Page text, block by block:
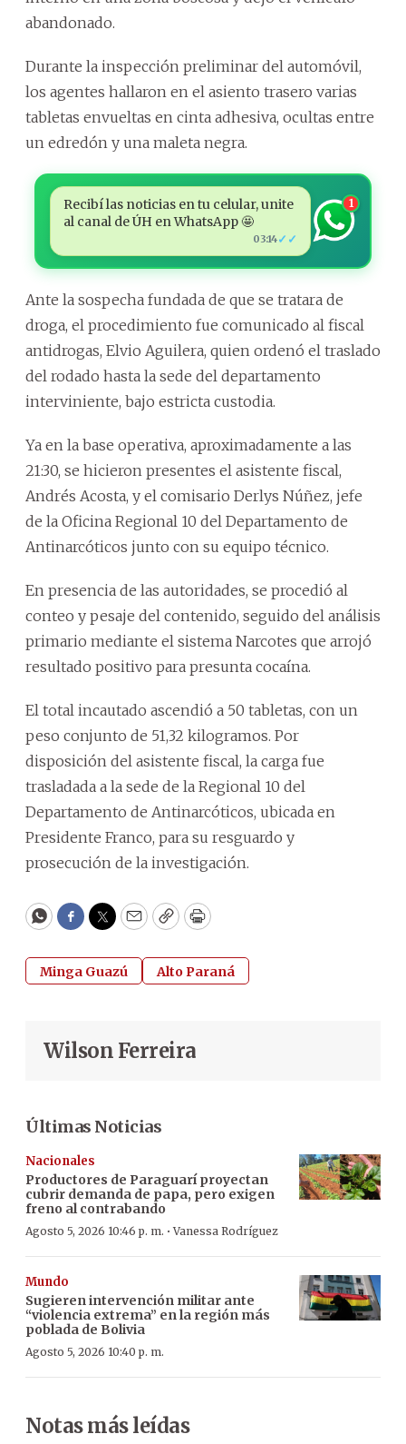
abandonado.
Durante la inspección preliminar del automóvil,
los agentes hallaron en el asiento trasero varias
tabletas envueltas en cinta adhesiva, ocultas entre
un edredón y una maleta negra.
Recibí las noticias en tu celular, unite
al canal de ÚH en WhatsApp 🤩
03:14✓✓
1
Ante la sospecha fundada de que se tratara de
droga, el procedimiento fue comunicado al fiscal
antidrogas, Elvio Aguilera, quien ordenó el traslado
del rodado hasta la sede del departamento
interviniente, bajo estricta custodia.
Ya en la base operativa, aproximadamente a las
21:30, se hicieron presentes el asistente fiscal,
Andrés Acosta, y el comisario Derlys Núñez, jefe
de la Oficina Regional 10 del Departamento de
Antinarcóticos junto con su equipo técnico.
En presencia de las autoridades, se procedió al
conteo y pesaje del contenido, seguido del análisis
primario mediante el sistema Narcotes que arrojó
resultado positivo para presunta cocaína.
El total incautado ascendió a 50 tabletas, con un
peso conjunto de 51,32 kilogramos. Por
disposición del asistente fiscal, la carga fue
trasladada a la sede de la Regional 10 del
Departamento de Antinarcóticos, ubicada en
Presidente Franco, para su resguardo y
prosecución de la investigación.
WhatsApp
Facebook
Twitter
EmailCopyPrint
Minga Guazú Alto Paraná
Wilson Ferreira
Últimas Noticias
Nacionales
Productores de Paraguarí proyectan
cubrir demanda de papa, pero exigen
freno al contrabando
Agosto 5, 2026 10:46 p. m. ·Vanessa Rodríguez
Mundo
Sugieren intervención militar ante
“violencia extrema” en la región más
poblada de Bolivia
Agosto 5, 2026 10:40 p. m.
Notas más leídas